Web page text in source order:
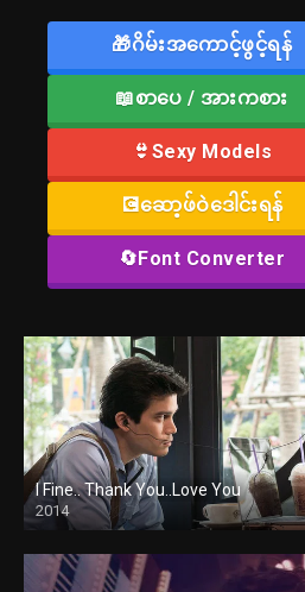
🎁ဂိမ်းအကောင့်ဖွင့်ရန်
📖စာပေ / အားကစား
👙Sexy Models
💽ဆော့ဖ်ဝဲဒေါင်းရန်
🔄Font Converter
I Fine.. Thank You..Love You
2014